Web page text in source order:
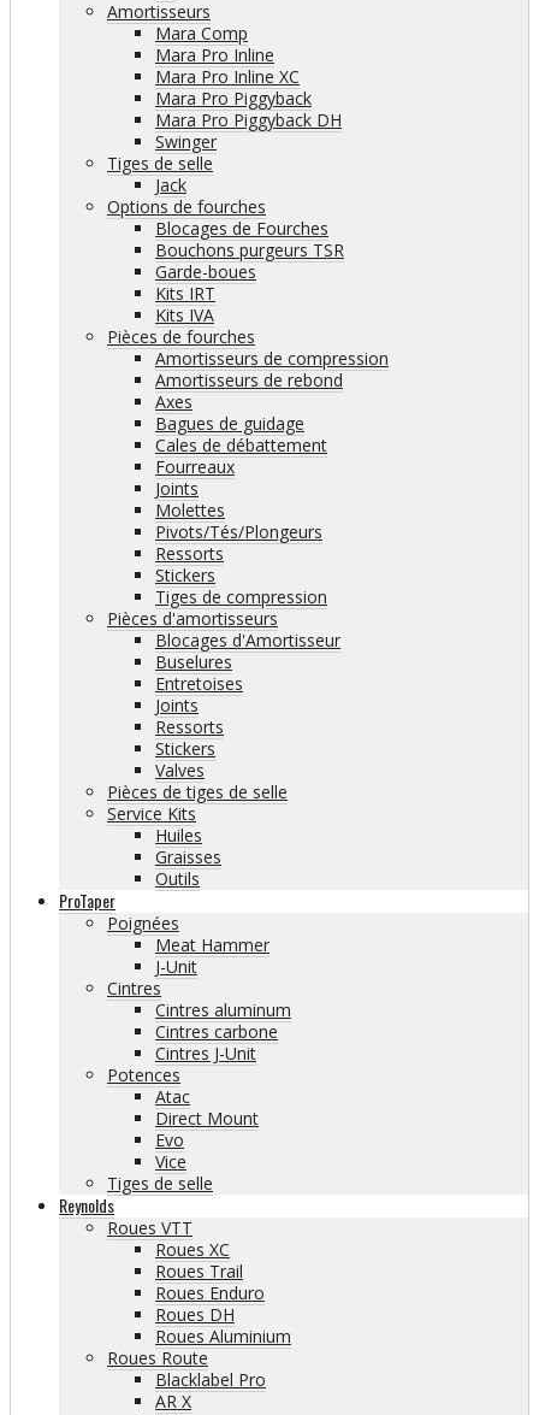
Amortisseurs
Mara Comp
Mara Pro Inline
Mara Pro Inline XC
Mara Pro Piggyback
Mara Pro Piggyback DH
Swinger
Tiges de selle
Jack
Options de fourches
Blocages de Fourches
Bouchons purgeurs TSR
Garde-boues
Kits IRT
Kits IVA
Pièces de fourches
Amortisseurs de compression
Amortisseurs de rebond
Axes
Bagues de guidage
Cales de débattement
Fourreaux
Joints
Molettes
Pivots/Tés/Plongeurs
Ressorts
Stickers
Tiges de compression
Pièces d'amortisseurs
Blocages d'Amortisseur
Buselures
Entretoises
Joints
Ressorts
Stickers
Valves
Pièces de tiges de selle
Service Kits
Huiles
Graisses
Outils
ProTaper
Poignées
Meat Hammer
J-Unit
Cintres
Cintres aluminum
Cintres carbone
Cintres J-Unit
Potences
Atac
Direct Mount
Evo
Vice
Tiges de selle
Reynolds
Roues VTT
Roues XC
Roues Trail
Roues Enduro
Roues DH
Roues Aluminium
Roues Route
Blacklabel Pro
AR X